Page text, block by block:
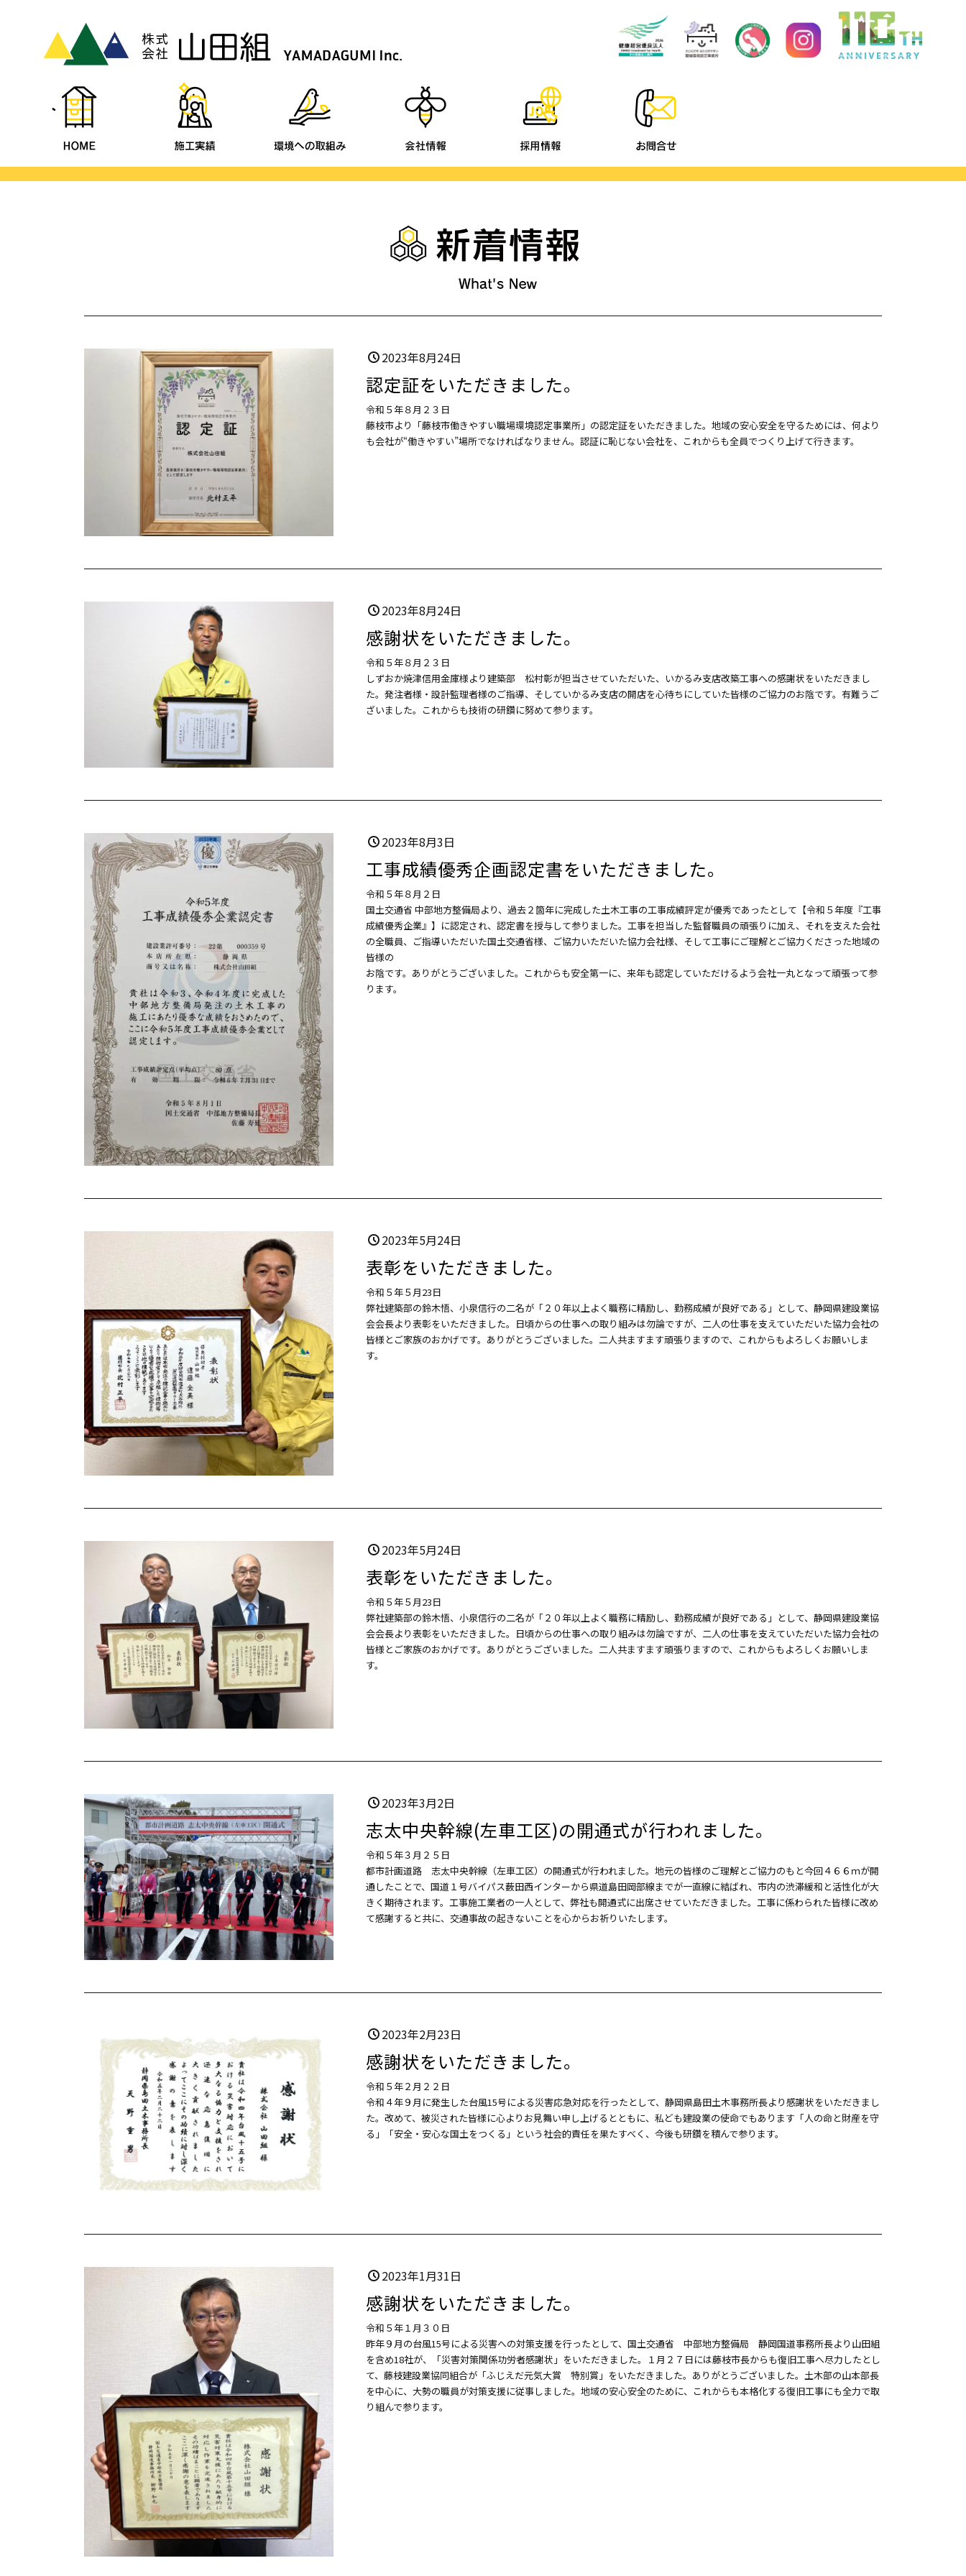
2023年8月24日
認定証をいただきました。
令和５年８月２３日
藤枝市より「藤枝市働きやすい職場環境認定事業所」の認定証をいただきました。地域の安心安全を守るためには、何より
も会社が“働きやすい”場所でなければなりません。認証に恥じない会社を、これからも全員でつくり上げて行きます。
2023年8月24日
感謝状をいただきました。
令和５年８月２３日
しずおか焼津信用金庫様より建築部 松村彰が担当させていただいた、いかるみ支店改築工事への感謝状をいただきまし
た。発注者様・設計監理者様のご指導、そしていかるみ支店の開店を心待ちにしていた皆様のご協力のお陰です。有難うご
ざいました。これからも技術の研鑽に努めて参ります。
2023年8月3日
工事成績優秀企画認定書をいただきました。
令和５年８月２日
国土交通省 中部地方整備局より、過去２箇年に完成した土木工事の工事成績評定が優秀であったとして【令和５年度『工事
成績優秀企業』】に認定され、認定書を授与して参りました。工事を担当した監督職員の頑張りに加え、それを支えた会社
の全職員、ご指導いただいた国土交通省様、ご協力いただいた協力会社様、そして工事にご理解とご協力くださった地域の
皆様の
お陰です。ありがとうございました。これからも安全第一に、来年も認定していただけるよう会社一丸となって頑張って参
ります。
2023年5月24日
表彰をいただきました。
令和５年５月23日
弊社建築部の鈴木悟、小泉信行の二名が「２０年以上よく職務に精励し、勤務成績が良好である」として、静岡県建設業協
会会長より表彰をいただきました。日頃からの仕事への取り組みは勿論ですが、二人の仕事を支えていただいた協力会社の
皆様とご家族のおかげです。ありがとうございました。二人共ますます頑張りますので、これからもよろしくお願いしま
す。
2023年5月24日
表彰をいただきました。
令和５年５月23日
弊社建築部の鈴木悟、小泉信行の二名が「２０年以上よく職務に精励し、勤務成績が良好である」として、静岡県建設業協
会会長より表彰をいただきました。日頃からの仕事への取り組みは勿論ですが、二人の仕事を支えていただいた協力会社の
皆様とご家族のおかげです。ありがとうございました。二人共ますます頑張りますので、これからもよろしくお願いしま
す。
2023年3月2日
志太中央幹線(左車工区)の開通式が行われました。
令和５年３月２５日
都市計画道路 志太中央幹線（左車工区）の開通式が行われました。地元の皆様のご理解とご協力のもと今回４６６ｍが開
通したことで、国道１号バイパス薮田西インターから県道島田岡部線までが一直線に結ばれ、市内の渋滞緩和と活性化が大
きく期待されます。工事施工業者の一人として、弊社も開通式に出席させていただきました。工事に係わられた皆様に改め
て感謝すると共に、交通事故の起きないことを心からお祈りいたします。
2023年2月23日
感謝状をいただきました。
令和５年２月２２日
令和４年９月に発生した台風15号による災害応急対応を行ったとして、静岡県島田土木事務所長より感謝状をいただきまし
た。改めて、被災された皆様に心よりお見舞い申し上げるとともに、私ども建設業の使命でもあります「人の命と財産を守
る」「安全・安心な国土をつくる」という社会的責任を果たすべく、今後も研鑽を積んで参ります。
2023年1月31日
感謝状をいただきました。
令和５年１月３０日
昨年９月の台風15号による災害への対策支援を行ったとして、国土交通省 中部地方整備局 静岡国道事務所長より山田組
を含め18社が、「災害対策関係功労者感謝状」をいただきました。１月２７日には藤枝市長からも復旧工事へ尽力したとし
て、藤枝建設業協同組合が「ふじえだ元気大賞 特別賞」をいただきました。ありがとうございました。土木部の山本部長
を中心に、大勢の職員が対策支援に従事しました。地域の安心安全のために、これからも本格化する復旧工事にも全力で取
り組んで参ります。